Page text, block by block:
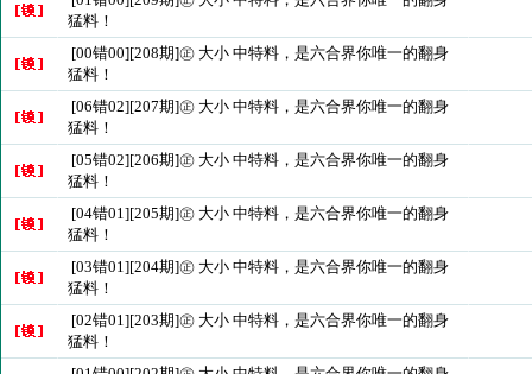
猛料！
[00错00][208期]㊣ 大小 中特料，是六合界你唯一的翻身
猛料！
[06错02][207期]㊣ 大小 中特料，是六合界你唯一的翻身
猛料！
[05错02][206期]㊣ 大小 中特料，是六合界你唯一的翻身
猛料！
[04错01][205期]㊣ 大小 中特料，是六合界你唯一的翻身
猛料！
[03错01][204期]㊣ 大小 中特料，是六合界你唯一的翻身
猛料！
[02错01][203期]㊣ 大小 中特料，是六合界你唯一的翻身
猛料！